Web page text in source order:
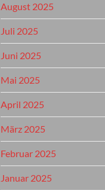
August 2025
Juli 2025
Juni 2025
Mai 2025
April 2025
März 2025
Februar 2025
Januar 2025